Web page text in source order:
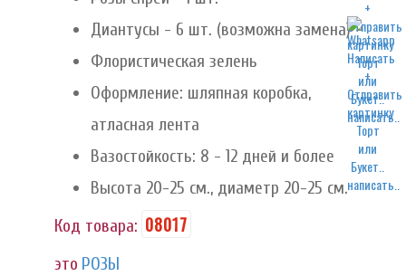
написать..
написать..
Диантусы - 6 шт. (возможна замена)
Флористическая зелень
Оформление: шляпная коробка,
атласная лента
Вазостойкость: 8 - 12 дней и более
Высота 20-25 см., диаметр 20-25 см.
Код товара: 08017
это РОЗЫ